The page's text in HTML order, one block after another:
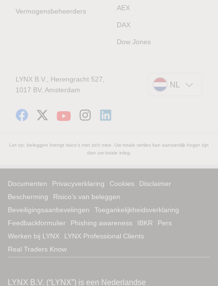
Vermogensbeheerders AEX
DAX
Dow Jones
LYNX B.V., Herengracht 527,
1017 BV, Amsterdam
NL
Let op: beleggen brengt risico's met zich mee. Uw totale verlies kan aanzienlijk hoger zijn
dan uw totale inleg.
Documenten Privacyverklaring Cookies
Disclaimer
Bescherming
Risico’s van beleggen
Beveiligingsaanbevelingen
Toegankelijkheidsverklaring
Feedbackformulier
Phishing awareness IBKR
Pers
Werken bij LYNX
LYNX Professional Clients
Real Traders Know